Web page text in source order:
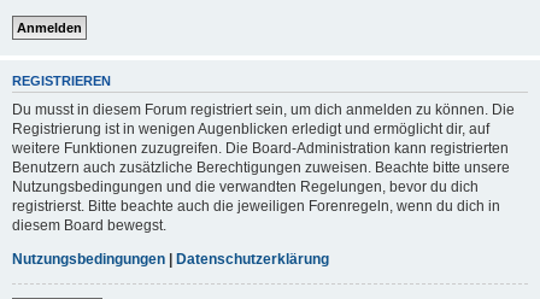
REGISTRIEREN
Du musst in diesem Forum registriert sein, um dich anmelden zu können. Die
Registrierung ist in wenigen Augenblicken erledigt und ermöglicht dir, auf
weitere Funktionen zuzugreifen. Die Board-Administration kann registrierten
Benutzern auch zusätzliche Berechtigungen zuweisen. Beachte bitte unsere
Nutzungsbedingungen und die verwandten Regelungen, bevor du dich
registrierst. Bitte beachte auch die jeweiligen Forenregeln, wenn du dich in
diesem Board bewegst.
Nutzungsbedingungen | Datenschutzerklärung